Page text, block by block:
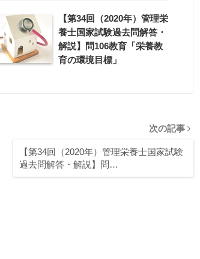
【第34回（2020年）管理栄
養士国家試験過去問解答・
解説】問106教育「栄養教
育の環境目標」
次の記事
【第34回（2020年）管理栄養士国家試験
過去問解答・解説】問…